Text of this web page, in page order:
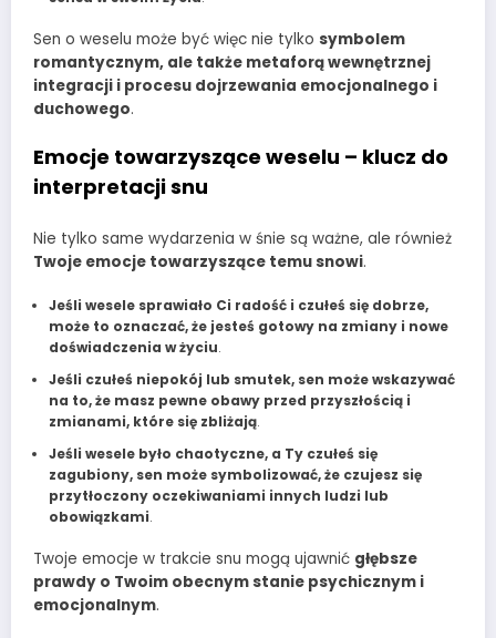
Sen o weselu może być więc nie tylko symbolem
romantycznym, ale także metaforą wewnętrznej
integracji i procesu dojrzewania emocjonalnego i
duchowego.
Emocje towarzyszące weselu – klucz do
interpretacji snu
Nie tylko same wydarzenia w śnie są ważne, ale również
Twoje emocje towarzyszące temu snowi.
Jeśli wesele sprawiało Ci radość i czułeś się dobrze,
może to oznaczać, że jesteś gotowy na zmiany i nowe
doświadczenia w życiu.
Jeśli czułeś niepokój lub smutek, sen może wskazywać
na to, że masz pewne obawy przed przyszłością i
zmianami, które się zbliżają.
Jeśli wesele było chaotyczne, a Ty czułeś się
zagubiony, sen może symbolizować, że czujesz się
przytłoczony oczekiwaniami innych ludzi lub
obowiązkami.
Twoje emocje w trakcie snu mogą ujawnić głębsze
prawdy o Twoim obecnym stanie psychicznym i
emocjonalnym.